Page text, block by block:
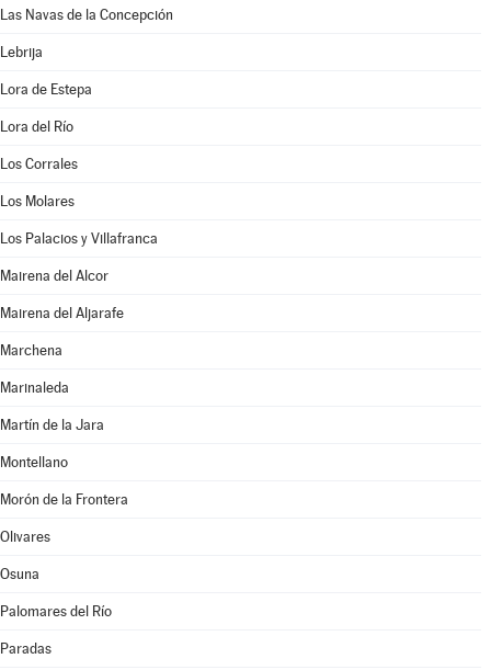
Las Navas de la Concepción
Lebrija
Lora de Estepa
Lora del Río
Los Corrales
Los Molares
Los Palacios y Villafranca
Mairena del Alcor
Mairena del Aljarafe
Marchena
Marinaleda
Martín de la Jara
Montellano
Morón de la Frontera
Olivares
Osuna
Palomares del Río
Paradas